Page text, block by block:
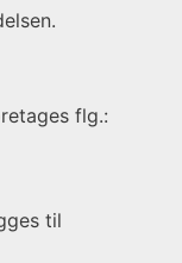
flg.:
til